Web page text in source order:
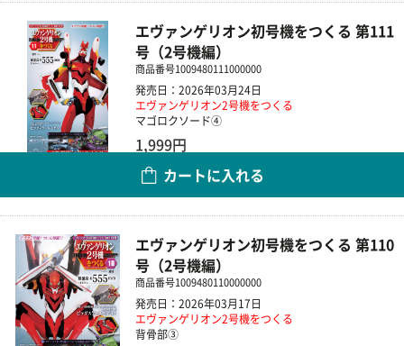
エヴァンゲリオン初号機をつくる 第111
号（2号機編）
商品番号1009480111000000
発売日：2026年03月24日
エヴァンゲリオン2号機をつくる
マゴロクソード④
1,999円
カートに入れる
エヴァンゲリオン初号機をつくる 第110
号（2号機編）
商品番号1009480110000000
発売日：2026年03月17日
エヴァンゲリオン2号機をつくる
背骨部③